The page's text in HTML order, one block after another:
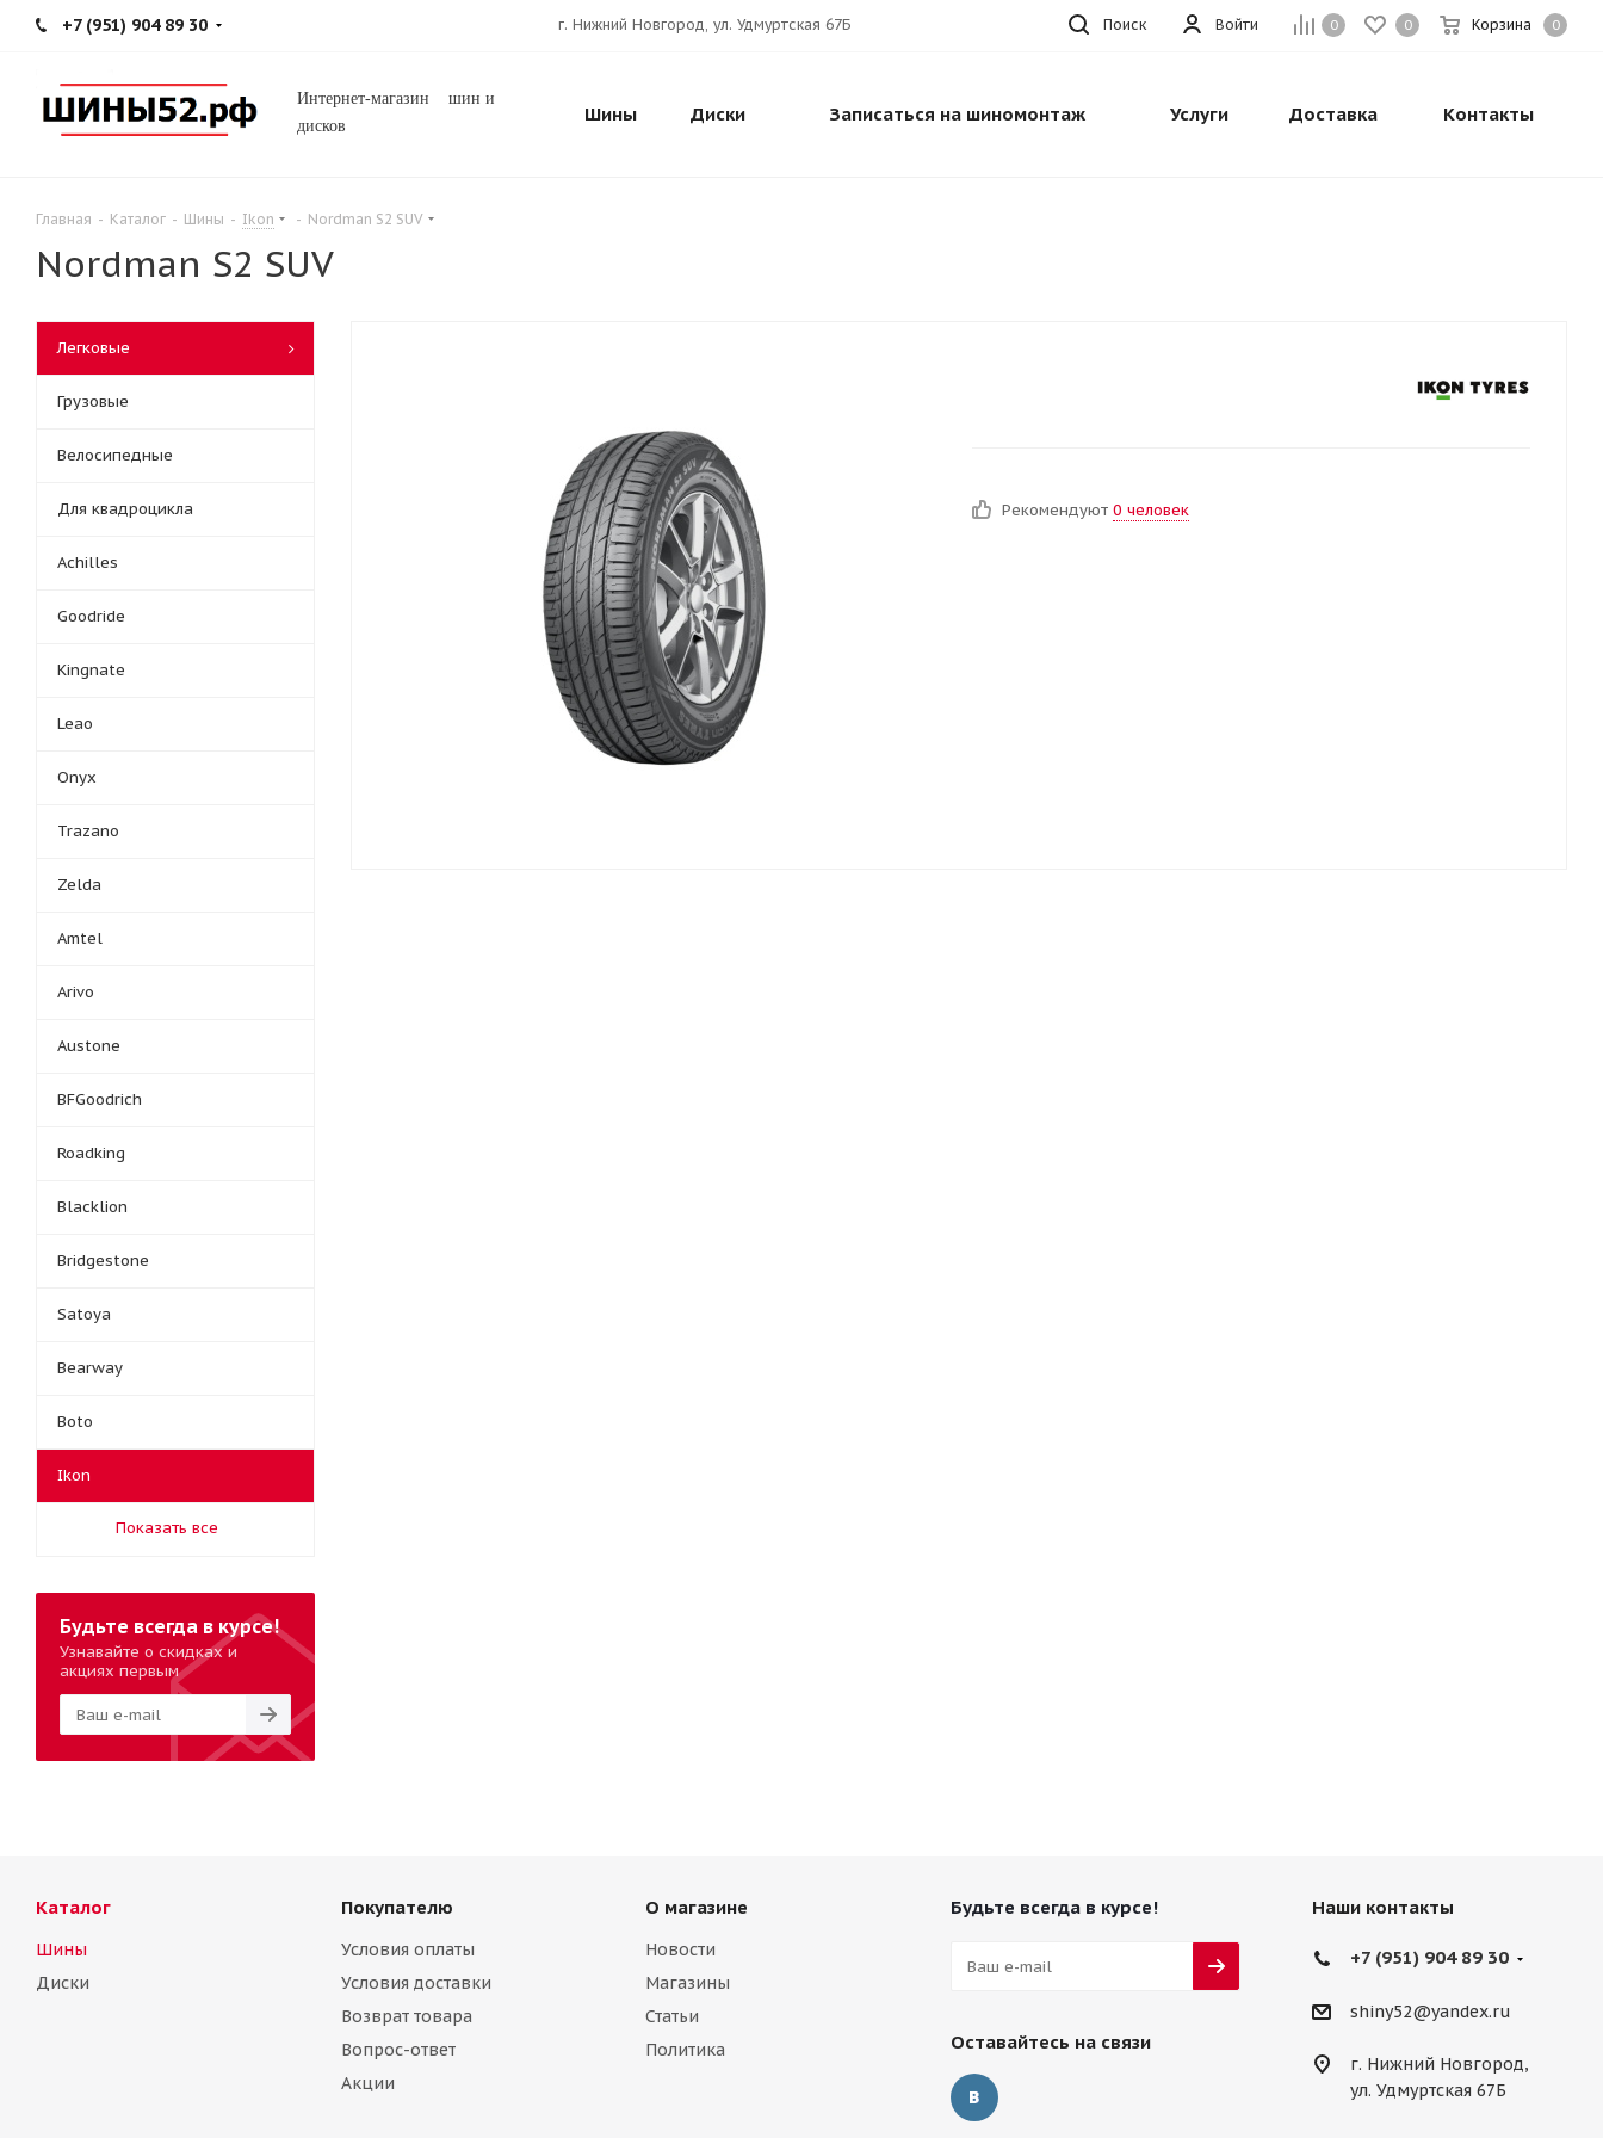
+7 (951) 904 89 30 0 0 Корзина 0
Войти
г. Нижний Новгород, ул. Удмуртская 67Б Поиск
Интернет-магазин шин и
дисков
Шины Диски Записаться на шиномонтаж Услуги Доставка Контакты
Главная - Каталог - Шины - Ikon - Nordman S2 SUV
Nordman S2 SUV
Рекомендуют 0 человек
Легковые
Грузовые
Велосипедные
Для квадроцикла
Achilles
Goodride
Kingnate
Leao
Onyx
Trazano
Zelda
Amtel
Arivo
Austone
BFGoodrich
Roadking
Blacklion
Bridgestone
Satoya
Bearway
Boto
Ikon
Показать все
Будьте всегда в курсе!
Узнавайте о скидках и
акциях первым
Каталог
Шины
Диски
Покупателю
Условия оплаты
Условия доставки
Возврат товара
Вопрос-ответ
Акции
О магазине
Новости
Магазины
Статьи
Политика
Будьте всегда в курсе!
Оставайтесь на связи
Наши контакты
+7 (951) 904 89 30
shiny52@yandex.ru
г. Нижний Новгород,
ул. Удмуртская 67Б